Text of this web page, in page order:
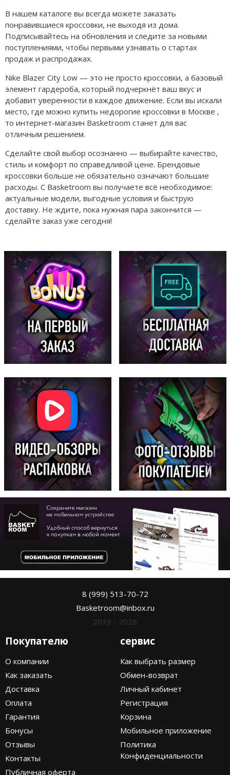
В нашем каталоге вы всегда можете заказать
понравившиеся кроссовки, не выходя из дома.
Подписывайтесь на обновления и следите за новыми
поступлениями, чтобы первыми узнавать о стартах
продаж и распродажах.
Nike Blazer City Low — это не просто кроссовки, а базовый
элемент гардероба, который подчеркнёт ваш вкус и
добавит уверенности в каждое движение. Если вы искали
место, где можно купить недорогие кроссовки в Москве ,
то интернет-магазин Basketroom станет для вас
отличным решением.
Сделайте свой выбор осознанно — выбирайте качество,
стиль и комфорт по справедливой цене. Брендовые
кроссовки больше не обязательно означают большие
расходы. С Basketroom вы получаете всё необходимое:
актуальные модели, выгодные условия и быструю
доставку. Не ждите, пока нужная пара закончится —
сделайте заказ уже сегодня!
8 (999) 513-70-72
Basketroom@inbox.ru
2013 - 2026
Покупателю
О компании
Как заказать
Доставка
Оплата
Гарантия
Бонусы
Отзывы
Контакты
Публичная оферта
сервис
Как выбрать размер
Обмен-возврат
Личный кабинет
Регистрация
Корзина
Мобильное приложение
Политика
Конфиденциальности